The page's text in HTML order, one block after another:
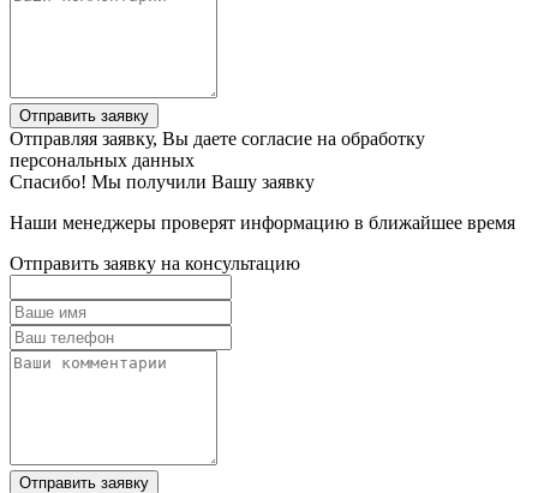
Отправить заявку
Отправляя заявку, Вы даете согласие на обработку
персональных данных
Спасибо! Мы получили Вашу заявку
Наши менеджеры проверят информацию в ближайшее время
Отправить заявку на консультацию
Отправить заявку